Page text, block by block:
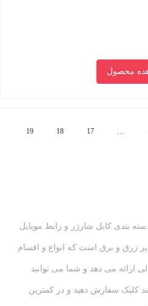
محصول
…
17
18
19
بندی کابل شارژر و رابط موبایل
پر زرق و برق است که انواع و اقسام
ارائه می دهد و شما می توانید
کلیک سفارش دهید و در کمترین